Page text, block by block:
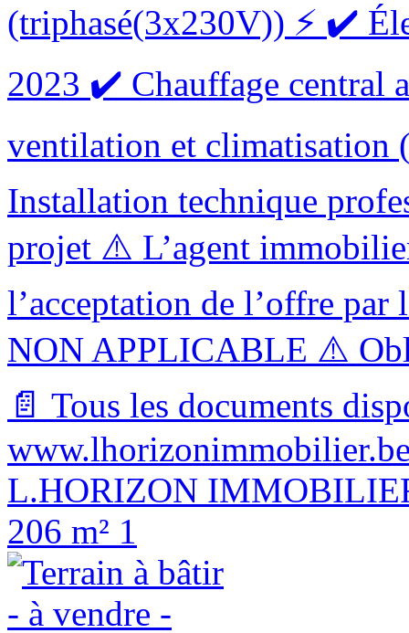
(triphasé(3x230V)) ⚡ ✔️
2023 ✔️ Chauffage central
ventilation et
Installation technique
projet ⚠️ L’agent
l’acceptation de l’offre
NON APPLICABLE ⚠️
📄 Tous les documents
L.HORIZON
206 m² 1